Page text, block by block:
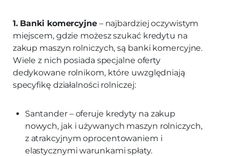
1. Banki komercyjne– najbardziej oczywistym
miejscem, gdzie możesz szukać kredytu na
zakup maszyn rolniczych, są banki komercyjne.
Wiele z nich posiada specjalne oferty
dedykowane rolnikom, które uwzględniają
specyfikę działalności rolniczej:
Santander – oferuje kredyty na zakup
nowych, jak i używanych maszyn rolniczych,
z atrakcyjnym oprocentowaniem i
elastycznymi warunkami spłaty.